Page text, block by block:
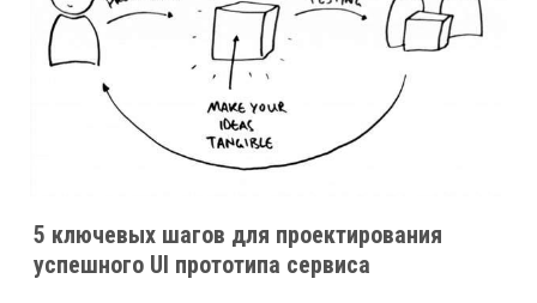
5 ключевых шагов для проектирования
успешного UI прототипа сервиса